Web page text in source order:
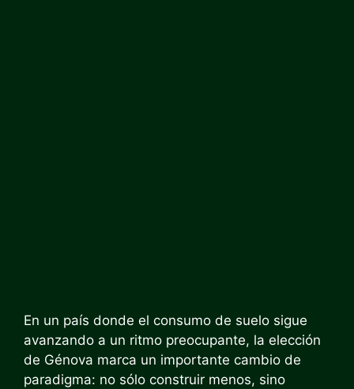
En un país donde el consumo de suelo sigue
avanzando a un ritmo preocupante, la elección
de Génova marca un importante cambio de
paradigma: no sólo construir menos, sino